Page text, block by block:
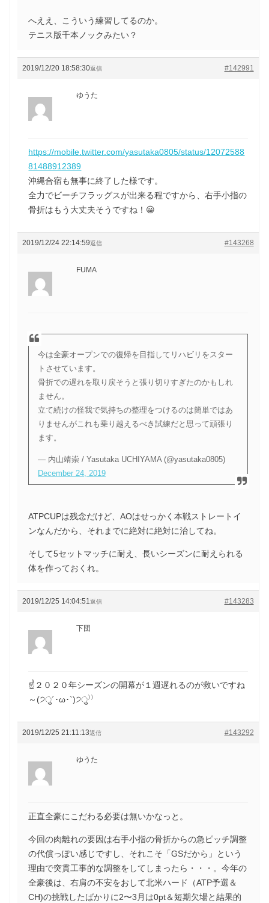
へええ、こういう練習してるのか。
テニス版千本ノックみたい？
2019/12/20 18:58:30 #142991
返信
ゆうた
https://mobile.twitter.com/yasutaka0805/status/12072588
81488912389
沖縄合宿も無事に終了した様です。
全力でビーチフラッグスが出来る程ですから、右手小指の
骨折はもう大丈夫そうですね！😀
2019/12/24 22:14:59 #143268
返信
FUMA
今は全豪オープンでの復帰を目指してリハビリをスター
トさせています。
骨折での遅れを取り戻そうと張り切りすぎたのかもしれ
ません。
立て続けの怪我で気持ちの整理をつけるのは簡単ではあ
りませんがこれも乗り越えるべき試練だと思って頑張り
ます。
— 内山靖崇 / Yasutaka UCHIYAMA (@yasutaka0805)
December 24, 2019
ATPCUPは残念だけど、AOはせっかく本戦ストレートイ
ンなんだから、それまでに絶対に絶対に治してね。
そして5セットマッチに耐え、長いシーズンに耐えられる
体を作っておくれ。
2019/12/25 14:04:51 #143283
返信
下団
☝２０２０年シーズンの開幕が１週遅れるのが救いですね
～(੭ु´･ω･`)੭ु⁾⁾
2019/12/25 21:11:13 #143292
返信
ゆうた
正直全豪にこだわる必要は無いかなっと。
今回の肉離れの要因は右手小指の骨折からの急ピッチ調整
の代償っぽい感じですし、それこそ「GSだから」という
理由で突貫工事的な調整をしてしまったら・・・。今年の
全豪後は、右肩の不安をおして北米ハード（ATP予選＆
CH)の挑戦したばかりに2〜3月は0pt＆短期欠場と結果的